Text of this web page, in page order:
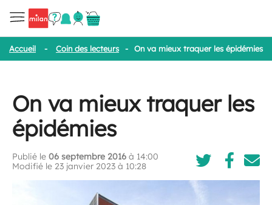
Accueil - Coin des lecteurs - On va mieux traquer les épidémies
On va mieux traquer les
épidémies
Publié le 06 septembre 2016 à 14:00
Modifié le 23 janvier 2023 à 10:28